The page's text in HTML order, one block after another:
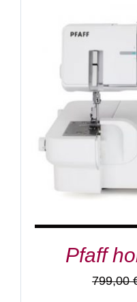
IN DEN
Pfaff
799,00